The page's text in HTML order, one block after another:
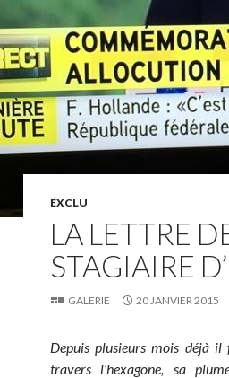
EXCLU
LA LETTRE
STAGIAIRE
GALERIE 20 JANVIER 2015
Depuis plusieurs mois déjà
travers l’hexagone, sa